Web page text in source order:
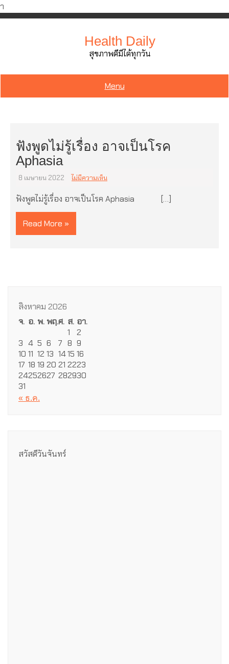
ำ
Skip
Health Daily
สุขภาพดีมีได้ทุกวัน
Menu
ฟังพูดไม่รู้เรื่อง อาจเป็นโรค
Aphasia
8 เมษายน 2022 ไม่มีความเห็น
ฟังพูดไม่รู้เรื่อง อาจเป็นโรค Aphasia […]
Read More »
สิงหาคม 2026
จ. อ. พ.พฤ.ศ. ส. อา.
1
2
3 4 5 6 7 8 9
10 11 12 13 1415 16
17 18 19 20 21 2223
24252627 282930
31
« ธ.ค.
สวัสดีวันจันทร์